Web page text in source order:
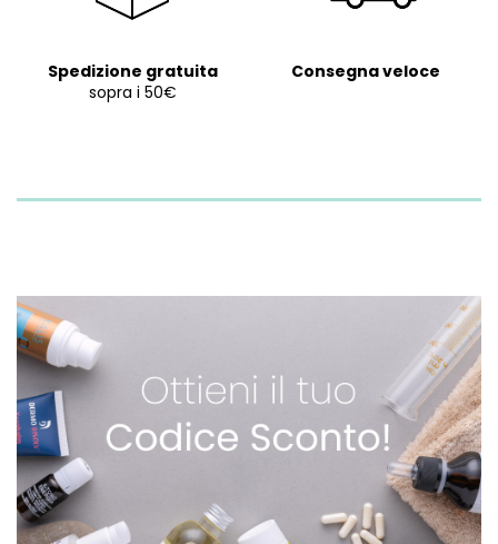
Spedizione gratuita
sopra i 50€
Consegna veloce